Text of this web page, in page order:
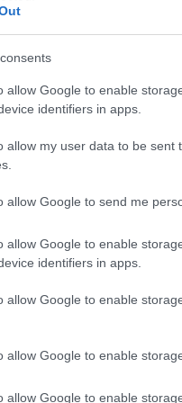
allow Google to enable
identifiers in apps.
allow my user data to be sent
allow Google to send me
allow Google to enable
identifiers in apps.
allow Google to enable
allow Google to enable
allow Google to enable
és
és Filmművészeti
műsorra.
és a FÜGE
mutatja be a
korábbi
„
leltár szereplői:
híven,
színházrajongókat.
a Farkasbarkas és
a közönséget. A
Műhely